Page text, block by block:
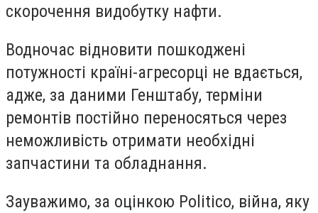
скорочення видобутку нафти.
Водночас відновити пошкоджені
потужності країні-агресорці не вдається,
адже, за даними Генштабу, терміни
ремонтів постійно переносяться через
неможливість отримати необхідні
запчастини та обладнання.
Зауважимо, за оцінкою Politico, війна, яку